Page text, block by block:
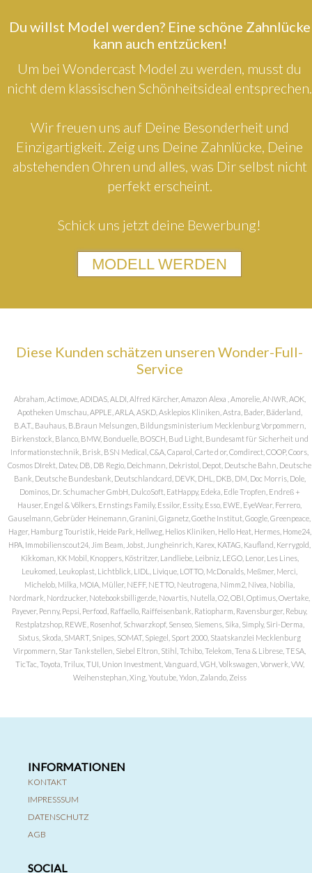
Du willst Model werden? Eine schöne Zahnlücke
kann auch entzücken!
Um bei Wondercast Model zu werden, musst du
nicht dem klassischen Schönheitsideal entsprechen.
Wir freuen uns auf Deine Besonderheit und
Einzigartigkeit. Zeig uns Deine Zahnlücke, Deine
abstehenden Ohren und alles, was Dir selbst nicht
perfekt erscheint.
Schick uns jetzt deine Bewerbung!
MODELL WERDEN
Diese Kunden schätzen unseren Wonder-Full-
Service
Abraham, Actimove, ADIDAS, ALDI, Alfred Kärcher, Amazon Alexa , Amorelie, ANWR, AOK,
Apotheken Umschau, APPLE, ARLA, ASKD, Asklepios Kliniken, Astra, Bader, Bäderland,
B.A.T., Bauhaus, B.Braun Melsungen, Bildungsministerium Mecklenburg Vorpommern,
Birkenstock, Blanco, BMW, Bonduelle, BOSCH, Bud Light, Bundesamt für Sicherheit und
Informationstechnik, Brisk, BSN Medical, C&A, Caparol, Carte d or, Comdirect, COOP, Coors,
Cosmos DIrekt, Datev, DB, DB Regio, Deichmann, Dekristol, Depot, Deutsche Bahn, Deutsche
Bank, Deutsche Bundesbank, Deutschlandcard, DEVK, DHL, DKB, DM, Doc Morris, Dole,
Dominos, Dr. Schumacher GmbH, DulcoSoft, EatHappy, Edeka, Edle Tropfen, Endreß +
Hauser, Engel & Völkers, Ernstings Family, Essilor, Essity, Esso, EWE, EyeWear, Ferrero,
Gauselmann, Gebrüder Heinemann, Granini, Giganetz, Goethe Institut, Google, Greenpeace,
Hager, Hamburg Touristik, Heide Park, Hellweg, Helios Kliniken, Hello Heat, Hermes, Home24,
HPA, Immobilienscout24, Jim Beam, Jobst, Jungheinrich, Karex, KATAG, Kaufland, Kerrygold,
Kikkoman, KK Mobil, Knoppers, Köstritzer, Landliebe, Leibniz, LEGO, Lenor, Les Lines,
Leukomed, Leukoplast, Lichtblick, LIDL, Livique, LOTTO, McDonalds, Meßmer, Merci,
Michelob, Milka, MOIA, Müller, NEFF, NETTO, Neutrogena, Nimm2, Nivea, Nobilia,
Nordmark, Nordzucker, Notebooksbilliger.de, Novartis, Nutella, O2, OBI, Optimus, Overtake,
Payever, Penny, Pepsi, Perfood, Raffaello, Raiffeisenbank, Ratiopharm, Ravensburger, Rebuy,
Restplatzshop, REWE, Rosenhof, Schwarzkopf, Senseo, Siemens, Sika, Simply, Siri-Derma,
Sixtus, Skoda, SMART, Snipes, SOMAT, Spiegel, Sport 2000, Staatskanzlei Mecklenburg
Virpommern, Star Tankstellen, Siebel Eltron, Stihl, Tchibo, Telekom, Tena & Librese, TESA,
TicTac, Toyota, Trilux, TUI, Union Investment, Vanguard, VGH, Volkswagen, Vorwerk, VW,
Weihenstephan, Xing, Youtube, Yxlon, Zalando, Zeiss
INFORMATIONEN
KONTAKT
IMPRESSSUM
DATENSCHUTZ
AGB
SOCIAL